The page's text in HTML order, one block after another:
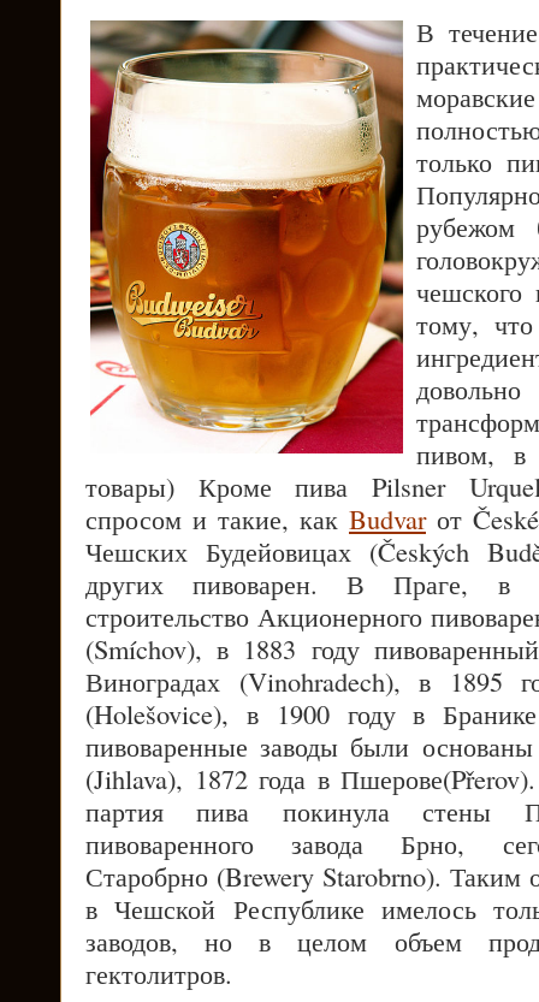
В
только
рубежом
чешского
тому,
пивом, в
товары) Кроме пива Pilsner
спросом и такие, как Budvarот
Чешских Будейовицах (Českých
других пивоварен. В Праге, в
строительство Акционерного
(Smíchov), в 1883 году
Виноградах (Vinohradech), в
(Holešovice), в 1900 году в
пивоваренные заводы были
(Jihlava), 1872 года в
партия пива покинула стены
пивоваренного завода Брно,
Старобрно (Brewery Starobrno). Таким
в Чешской Республике имелось
заводов, но в целом объем
гектолитров.